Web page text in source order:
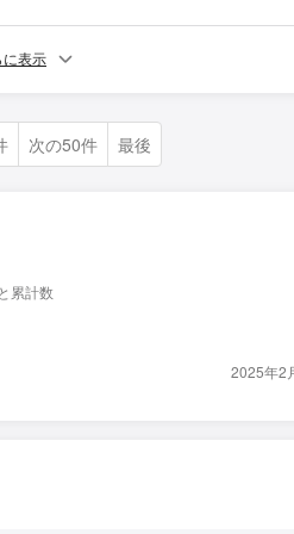
に表示
次の50件 最後
累計数
2025年2